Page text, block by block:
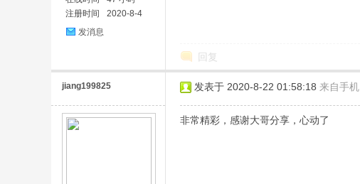
注册时间
2020-8-4
发消息
回复
jiang199825 发表于 2020-8-22 01:58:18 来自手机
非常精彩，感谢大哥分享，心动了